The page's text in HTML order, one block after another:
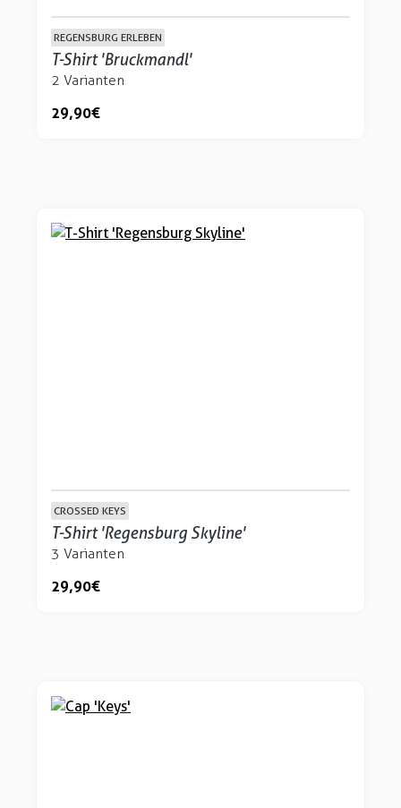
REGENSBURG ERLEBEN
T-Shirt 'Bruckmandl'
2 Varianten
29,90 €
CROSSED KEYS
T-Shirt 'Regensburg Skyline'
3 Varianten
29,90 €